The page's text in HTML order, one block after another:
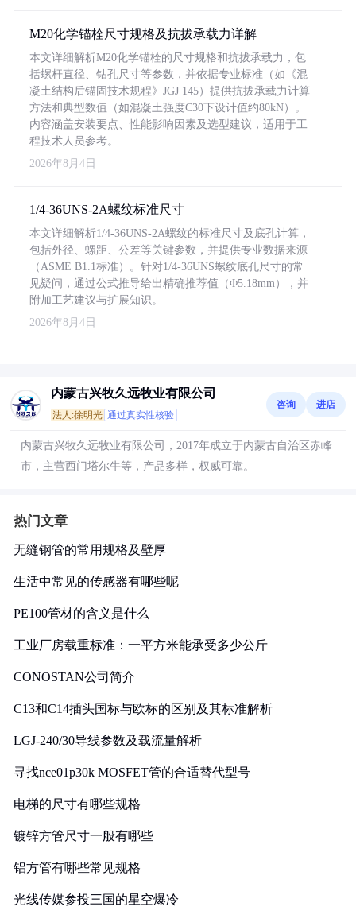
M20化学锚栓尺寸规格及抗拔承载力详解
本文详细解析M20化学锚栓的尺寸规格和抗拔承载力，包
括螺杆直径、钻孔尺寸等参数，并依据专业标准（如《混
凝土结构后锚固技术规程》JGJ 145）提供抗拔承载力计算
方法和典型数值（如混凝土强度C30下设计值约80kN）。
内容涵盖安装要点、性能影响因素及选型建议，适用于工
程技术人员参考。
2026年8月4日
1/4-36UNS-2A螺纹标准尺寸
本文详细解析1/4-36UNS-2A螺纹的标准尺寸及底孔计算，
包括外径、螺距、公差等关键参数，并提供专业数据来源
（ASME B1.1标准）。针对1/4-36UNS螺纹底孔尺寸的常
见疑问，通过公式推导给出精确推荐值（Φ5.18mm），并
附加工艺建议与扩展知识。
2026年8月4日
内蒙古兴牧久远牧业有限公司
法人:徐明光 通过真实性核验
咨询 进店
内蒙古兴牧久远牧业有限公司，2017年成立于内蒙古自治区赤峰
市，主营西门塔尔牛等，产品多样，权威可靠。
热门文章
无缝钢管的常用规格及壁厚
生活中常见的传感器有哪些呢
PE100管材的含义是什么
工业厂房载重标准：一平方米能承受多少公斤
CONOSTAN公司简介
C13和C14插头国标与欧标的区别及其标准解析
LGJ-240/30导线参数及载流量解析
寻找nce01p30k MOSFET管的合适替代型号
电梯的尺寸有哪些规格
镀锌方管尺寸一般有哪些
铝方管有哪些常见规格
光线传媒参投三国的星空爆冷